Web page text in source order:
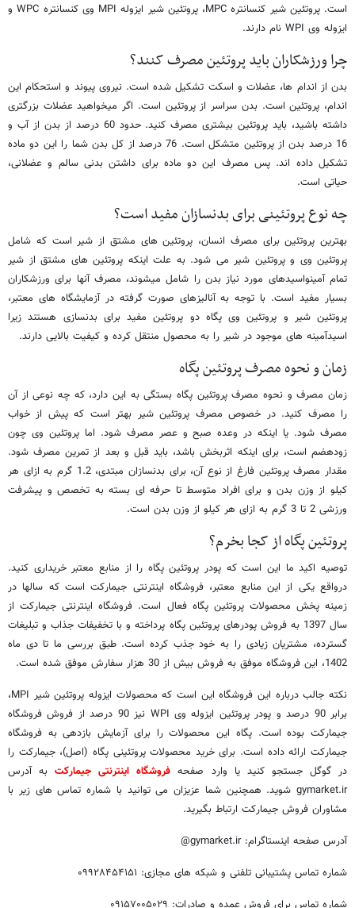
است. پروتئین شیر کنسانتره MPC، پروتئین شیر ایزوله MPI وی کنسانتره WPC و
ایزوله وی WPI نام دارند.
چرا ورزشکاران باید پروتئین مصرف کنند؟
بدن از اندام ها، عضلات و اسکت تشکیل ‌شده است. نیروی پیوند و استحکام این
اندام، پروتئین است. بدن سراسر از پروتئین است. اگر میخواهید عضلات بزرگتری
‌داشته باشید، باید پروتئین بیشتری مصرف کنید. حدود 60 درصد از بدن از آب و
16 درصد بدن از پروتئین متشکل است. 76 درصد از کل بدن شما را این دو ماده
تشکیل داده اند. پس مصرف این دو ماده برای داشتن بدنی سالم و عضلانی،
حیاتی است.
چه نوع پروتئینی برای بدنسازان مفید است؟
بهترین پروتئین برای مصرف انسان، پروتئین های مشتق از شیر است که شامل
پروتئین وی و پروتئین شیر می شود. به علت اینکه پروتئین های مشتق از شیر
تمام آمینواسیدهای مورد نیاز بدن را شامل میشوند، مصرف آنها برای ورزشکاران
بسیار مفید است. با توجه به آنالیزهای صورت گرفته در آزمایشگاه های معتبر،
پروتئین شیر و پروتئین وی پگاه دو پروتئین مفید برای بدنسازی هستند زیرا
اسیدآمینه های موجود در شیر را به محصول منتقل کرده و کیفیت بالایی دارند.
زمان و نحوه مصرف پروتئین پگاه
زمان مصرف و نحوه مصرف پروتئین پگاه بستگی به این دارد، که چه نوعی از آن
را مصرف کنید. در خصوص مصرف پروتئین شیر بهتر ‌است که پیش از خواب
مصرف شود. یا اینکه در وعده صبح و عصر مصرف شود. اما پروتئین وی چون
زودهضم است، برای اینکه اثربخش باشد، باید قبل و بعد از تمرین مصرف شود.
مقدار مصرف پروتئین فارغ از نوع آن، برای بدنسازان مبتدی، 1.2 گرم به ازای هر
کیلو از وزن بدن و برای افراد متوسط تا حرفه ای بسته به تخصص و پیشرفت
ورزشی 2 تا 3 گرم به ازای هر کیلو از وزن بدن است.
پروتئین پگاه از کجا بخرم؟
توصیه اکید ما این است که پودر پروتئین پگاه را از منابع معتبر خریداری کنید.
درواقع یکی از این منابع معتبر، فروشگاه اینترنتی جیمارکت ‌است که سالها در
زمینه پخش محصولات پروتئین پگاه فعال است. فروشگاه اینترنتی جیمارکت از
سال 1397 به فروش پودرهای پروتئین پگاه ‌پرداخته و با تخفیفات جذاب و تبلیغات
گسترده، مشتریان زیادی را به خود جذب ‌کرده است. طبق بررسی ما تا دی ماه
1402، این فروشگاه موفق به فروش بیش از 30 هزار سفارش موفق ‌شده است.
نکته جالب درباره این فروشگاه این ‌است که محصولات ایزوله پروتئین شیر MPI،
برابر 90 درصد و پودر پروتئین ایزوله وی WPI نیز 90 درصد از فروش فروشگاه
جیمارکت بوده است. پگاه این محصولات را برای آزمایش بازدهی به فروشگاه
جیمارکت ارائه ‌داده است. برای خرید محصولات پروتئینی پگاه (اصل)، جیمارکت را
در گوگل جستجو کنید یا وارد صفحه فروشگاه اینترنتی جیمارکتبه آدرس
gymarket.ir شوید. همچنین شما عزیزان می توانید با شماره تماس های زیر با
مشاوران فروش جیمارکت ارتباط بگیرید.
آدرس صفحه اینستاگرام: gymarket.ir@
شماره تماس پشتیبانی تلفنی و شبکه های مجازی: ۰۹۹۲۸۴۵۴۱۵۱
شماره تماس برای فروش عمده و صادرات: ۰۹۱۵۷۰۰۵۰۲۹